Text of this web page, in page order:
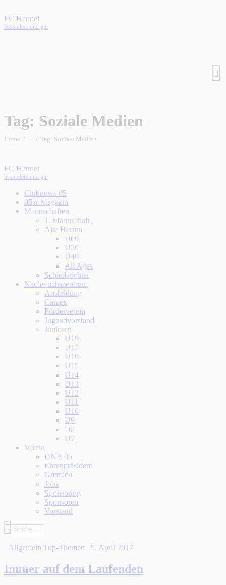
FC Hennef
besonders und gut
Tag: Soziale Medien
Home ... Tag: Soziale Medien
FC Hennef
besonders und gut
Clubnews 05
05er Magazin
Mannschaften
1. Mannschaft
Alte Herren
Ü60
Ü50
Ü40
All Ages
Schiedsrichter
Nachwuchszentrum
Ausbildung
Camps
Förderverein
Jugendvorstand
Junioren
U19
U17
U16
U15
U14
U13
U12
U11
U10
U9
U8
U7
Verein
DNA 05
Ehrenpräsident
Gremien
Jobs
Sponsoring
Sponsoren
Vorstand
Allgemein Top-Themen 5. April 2017
Immer auf dem Laufenden